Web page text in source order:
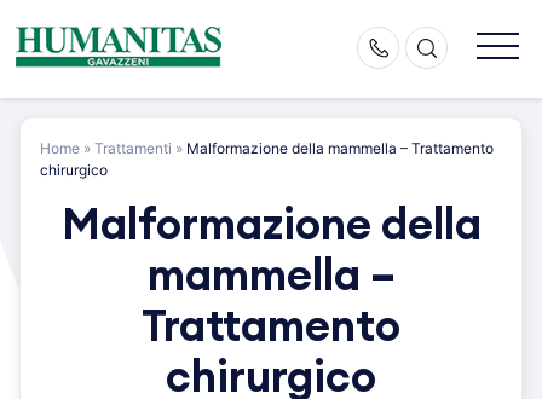
content
Home » Trattamenti » Malformazione della mammella – Trattamento
chirurgico
Malformazione della
mammella –
Trattamento
chirurgico